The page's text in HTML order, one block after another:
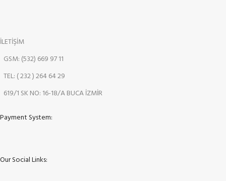
İLETİŞİM
GSM: (532) 669 97 11
TEL: ( 232 ) 264 64 29
619/1 SK NO: 16-18/A BUCA İZMİR
Payment System:
Our Social Links: